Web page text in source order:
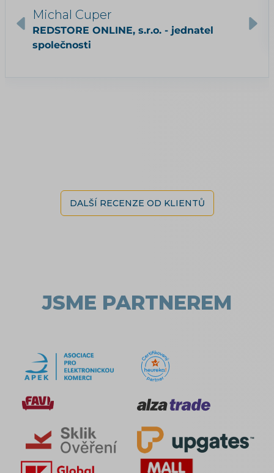
Michal Cuper
REDSTORE ONLINE, s.r.o. - jednatel
společnosti
DALŠÍ RECENZE OD KLIENTŮ
JSME PARTNEREM